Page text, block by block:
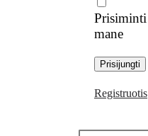
Prisiminti
mane
Registruotis